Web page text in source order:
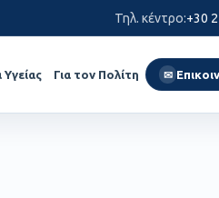
Τηλ. κέντρο:+30
Υγείας Για τον Πολίτη ✉